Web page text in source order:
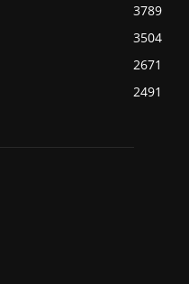
3789
3504
2671
2491